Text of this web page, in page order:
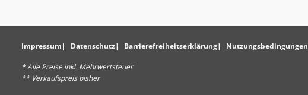
Impressum Datenschutz Barrierefreiheitserklärung Nutzungsbedingungen
* Alle Preise inkl. Mehrwertsteuer
** Verkaufspreis bisher